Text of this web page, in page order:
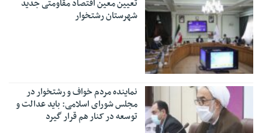
تعیین معین اقتصاد مقاومتی جدید
شهرستان رشتخوار
نماینده مردم خواف و رشتخوار در
مجلس شورای اسلامی: باید عدالت و
توسعه در کنار هم قرار گیرد